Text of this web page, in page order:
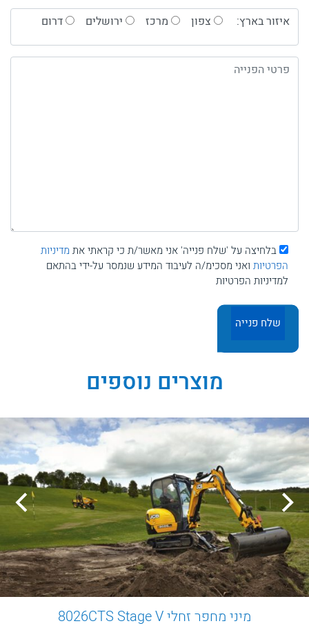
איזור בארץ: צפון מרכז ירושלים דרום
בלחיצה על 'שלח פנייה' אני מאשר/ת כי קראתי את מדיניות
הפרטיות ואני מסכימ/ה לעיבוד המידע שנמסר על-ידי בהתאם
למדיניות הפרטיות
מוצרים נוספים
מיני מחפר זחלי 8026CTS Stage V